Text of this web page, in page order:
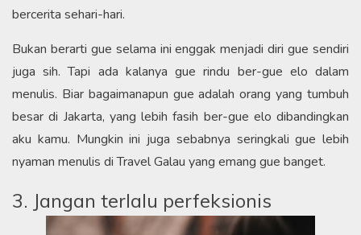
bercerita sehari-hari.
Bukan berarti gue selama ini enggak menjadi diri gue sendiri
juga sih. Tapi ada kalanya gue rindu ber-gue elo dalam
menulis. Biar bagaimanapun gue adalah orang yang tumbuh
besar di Jakarta, yang lebih fasih ber-gue elo dibandingkan
aku kamu. Mungkin ini juga sebabnya seringkali gue lebih
nyaman menulis di Travel Galau yang emang gue banget.
3. Jangan terlalu perfeksionis